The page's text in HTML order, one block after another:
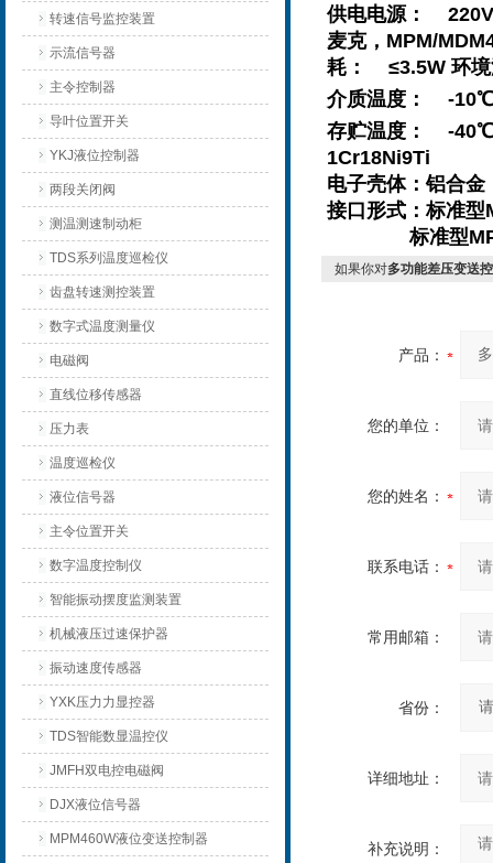
转速信号监控装置
示流信号器
主令控制器
导叶位置开关
YKJ液位控制器
两段关闭阀
测温测速制动柜
TDS系列温度巡检仪
齿盘转速测控装置
数字式温度测量仪
电磁阀
直线位移传感器
压力表
温度巡检仪
液位信号器
主令位置开关
数字温度控制仪
智能振动摆度监测装置
机械液压过速保护器
振动速度传感器
YXK压力力显控器
TDS智能数显温控仪
JMFH双电控电磁阀
DJX液位信号器
MPM460W液位变送控制器
供电电源：
麦克，MPM/
耗： ≤3.5W
介质温度： -
存贮温度： -
1Cr18Ni9Ti
电子壳体：
接口形式：标准型
标准型
如果你对多功能差压变送
产品：
您的单位：
您的姓名：
联系电话：
常用邮箱：
省份：
详细地址：
补充说明：